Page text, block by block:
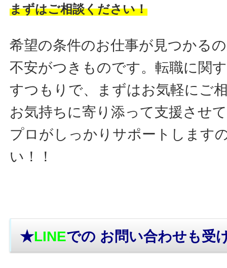
まずはご相談ください！
希望の条件のお仕事が見つかる
不安がつきものです。転職に関
すつもりで、まずはお気軽にご
お気持ちに寄り添って支援させ
プロがしっかりサポートします
い！！
★LINEでの お問い合わせも受